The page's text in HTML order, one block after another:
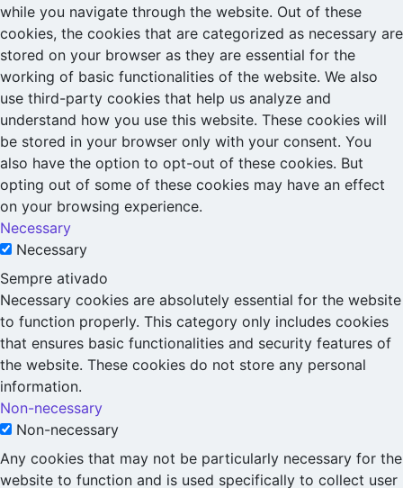
while you navigate through the website. Out of these
cookies, the cookies that are categorized as necessary are
stored on your browser as they are essential for the
working of basic functionalities of the website. We also
use third-party cookies that help us analyze and
understand how you use this website. These cookies will
be stored in your browser only with your consent. You
also have the option to opt-out of these cookies. But
opting out of some of these cookies may have an effect
on your browsing experience.
Necessary
Necessary
Sempre ativado
Necessary cookies are absolutely essential for the website
to function properly. This category only includes cookies
that ensures basic functionalities and security features of
the website. These cookies do not store any personal
information.
Non-necessary
Non-necessary
Any cookies that may not be particularly necessary for the
website to function and is used specifically to collect user